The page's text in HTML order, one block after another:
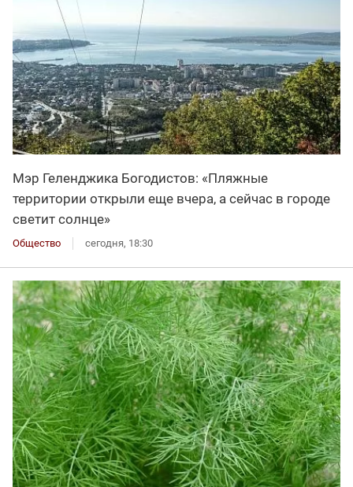
Мэр Геленджика Богодистов: «Пляжные
территории открыли еще вчера, а сейчас в городе
светит солнце»
Общество сегодня, 18:30